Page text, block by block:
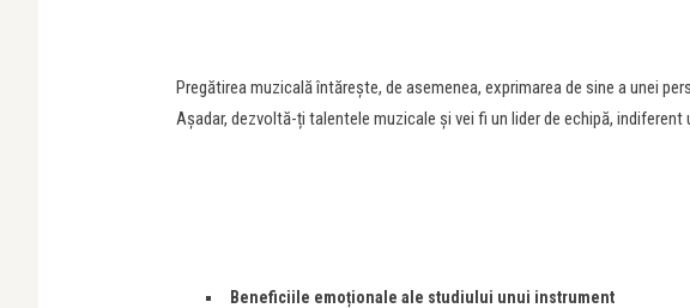
Pregătirea muzicală întărește, de asemenea, exprimarea de sine a unei
Așadar, dezvoltă-ți talentele muzicale și vei fi un lider de echipă, indiferent
Beneficiile emoționale ale studiului unui instrument